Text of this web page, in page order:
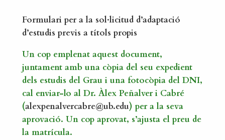
Formulari per a la sol·licitud d’adaptació
d’estudis previs a títols propis
Un cop emplenat aquest document,
juntament amb una còpia del seu expedient
dels estudis del Grau i una fotocòpia del DNI,
cal enviar-lo al Dr. Àlex Peñalver i Cabré
(alexpenalvercabre@ub.edu) per a la seva
aprovació. Un cop aprovat, s’ajusta el preu de
la matrícula.